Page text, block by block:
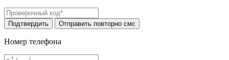
Номер телефона